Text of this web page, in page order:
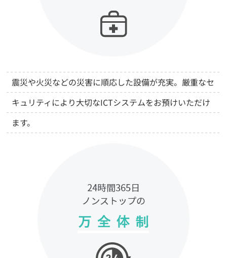
震災や火災などの災害に順応した設備が充実。厳重なセ
キュリティにより大切なICTシステムをお預けいただけ
ます。